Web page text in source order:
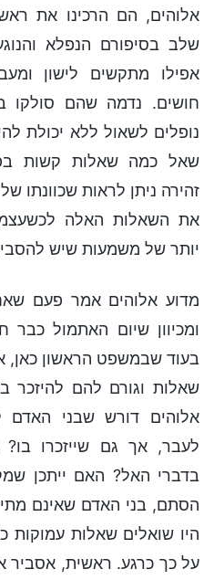
אלוהים, הם הרכינו את
שלב בסיפורם הנפלא
אפילו מתקשים לישון
חושים. נדמה שהם סולקו
נופלים לשאול ללא יכולת
שאל כמה שאלות קשות
זהירה ניתן לראות שכוונתו
את השאלות האלה
יותר של משמעות שיש
מדוע אלוהים אמר פעם
ומכיוון שיום האתמול כבר
בעוד שבמשפט הראשון כאן,
שאלות וגורם להם להיזכר
אלוהים דורש שבני האדם
לעבר, אך גם שייזכרו
בדברי האל? האם ייתכן
הסתם, בני האדם שאינם
היו שואלים שאלות עמוקות
על כך כרגע. ראשית, אסביר